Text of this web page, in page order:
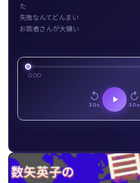
た
失敗なんてどんまい
お医者さんが大嫌い
0:00
30s 30s